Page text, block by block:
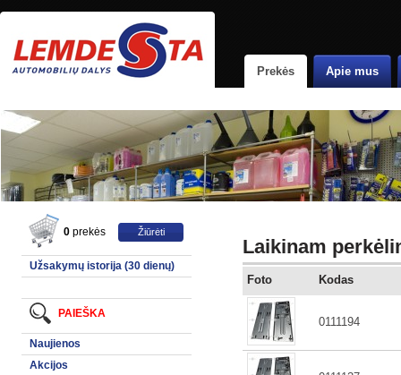
Prekės Apie mus
0 prekės Žiūrėti
Užsakymų istorija (30 dienų)
PAIEŠKA
Naujienos
Akcijos
Laikinam
Foto Kodas
0111194